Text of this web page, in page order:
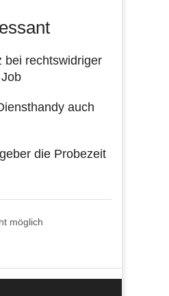
bei rechtswidriger
auch
die Probezeit
möglich